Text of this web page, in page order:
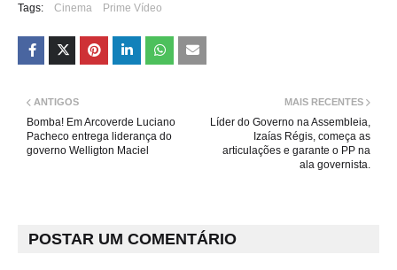
Tags: Cinema Prime Vídeo
MAIS RECENTES
Líder do Governo na Assembleia,
Izaías Régis, começa as
articulações e garante o PP na
ala governista.
ANTIGOS
Bomba! Em Arcoverde Luciano
Pacheco entrega liderança do
governo Welligton Maciel
POSTAR UM COMENTÁRIO